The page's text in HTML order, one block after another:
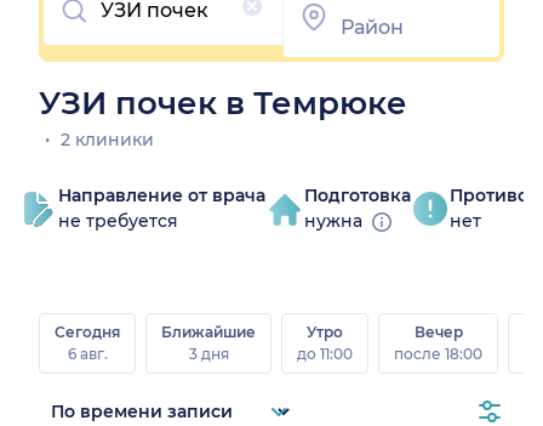
УЗИ почек в Темрюке
2 клиники
Направление от врача
не требуется
Подготовка
нужна
нет
Сегодня
6 авг.
Ближайшие
3 дня
Утро
до 11:00
Вечер
после 18:00